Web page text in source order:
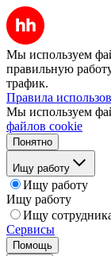
Мы используем
правильную
трафик.
Правила
Мы используем
файлов cookie
Понятно
Ищу работу
Ищу работу
Ищу работу
Ищу
Сервисы
Помощь